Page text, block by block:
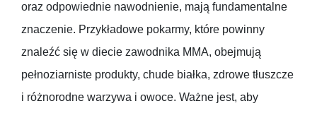
oraz odpowiednie nawodnienie, mają fundamentalne
znaczenie. Przykładowe pokarmy, które powinny
znaleźć się w diecie zawodnika MMA, obejmują
pełnoziarniste produkty, chude białka, zdrowe tłuszcze
i różnorodne warzywa i owoce. Ważne jest, aby